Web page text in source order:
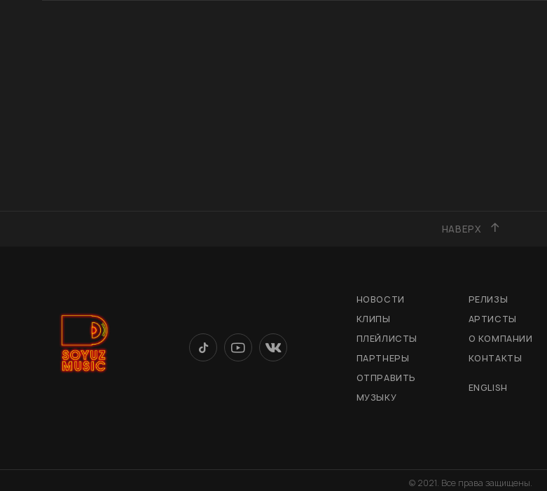
НАВЕРХ
НОВОСТИ
РЕЛИЗЫ
КЛИПЫ
АРТИСТЫ
ПЛЕЙЛИСТЫ
О КОМПАНИИ
ПАРТНЕРЫ
КОНТАКТЫ
ОТПРАВИТЬ
МУЗЫКУ
ENGLISH
© 2021. Все права защищены.